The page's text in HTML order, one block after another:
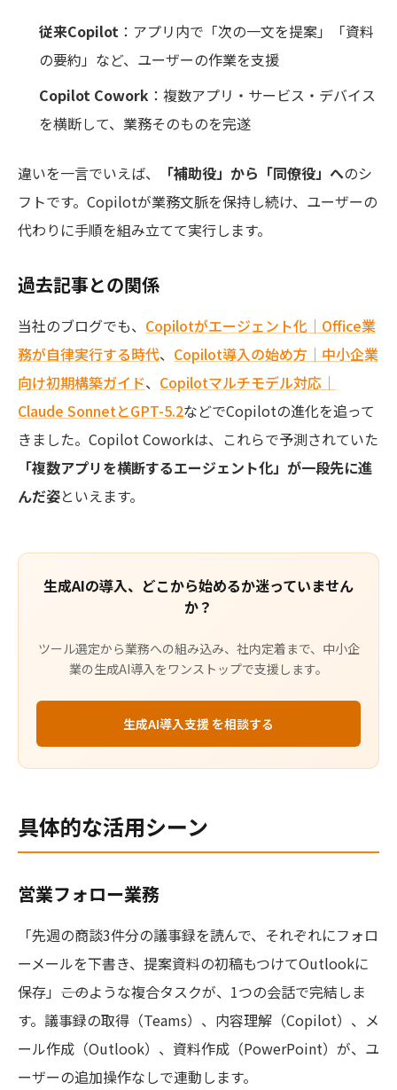
従来Copilot ：アプリ内で「次の一文を提案」「資料
の要約」など、ユーザーの作業を支援
Copilot Cowork ：複数アプリ・サービス・デバイス
を横断して、業務そのものを完遂
違いを一言でいえば、 「補助役」から「同僚役」へのシ
フトです。Copilotが業務文脈を保持し続け、ユーザーの
代わりに手順を組み立てて実行します。
過去記事との関係
当社のブログでも、 Copilotがエージェント化｜Office業
務が自律実行する時代、 Copilot導入の始め方｜中小企業
向け初期構築ガイド、 Copilotマルチモデル対応｜
Claude SonnetとGPT-5.2などでCopilotの進化を追って
きました。Copilot Coworkは、これらで予測されていた
「複数アプリを横断するエージェント化」が一段先に進
んだ姿といえます。
生成AIの導入、どこから始めるか迷っていません
か？
ツール選定から業務への組み込み、社内定着まで、中小企
業の生成AI導入をワンストップで支援します。
生成AI導入支援 を相談する
具体的な活用シーン
営業フォロー業務
「先週の商談3件分の議事録を読んで、それぞれにフォロ
ーメールを下書き、提案資料の初稿もつけてOutlookに
保存」――このような複合タスクが、1つの会話で完結しま
す。議事録の取得（Teams）、内容理解（Copilot）、メ
ール作成（Outlook）、資料作成（PowerPoint）が、ユ
ーザーの追加操作なしで連動します。